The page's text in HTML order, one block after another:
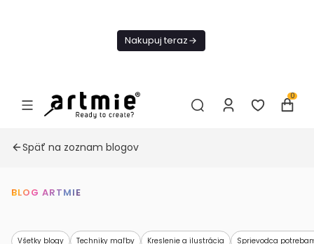
Nakupuj teraz
0
Späť na zoznam blogov
BLOG ARTMIE
Všetky blogy Techniky maľby Kreslenie a ilustrácia Sprievodca